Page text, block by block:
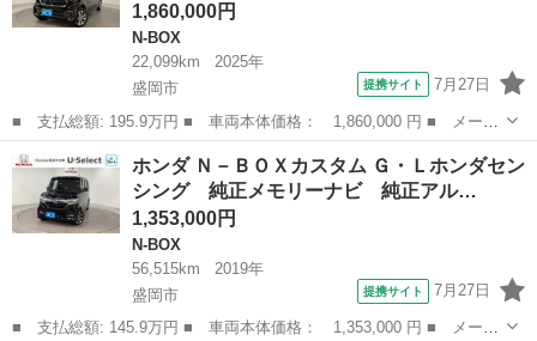
1,860,000円
N-BOX
22,099km
2025年
盛岡市
提携サイト 7月27日
■ 支払総額: 195.9万円 ■ 車両本体価格： 1,860,000 円 ■ メーカ
ー名： ホンダ ■ 車種名： Ｎ－ＢＯＸカスタム ■ グレード
名： ベースグレード いまコレ＋新品・フロアカーペットマット
付 純正メモリ...
岩手 盛岡市 N-BOX
ホンダ Ｎ－ＢＯＸカスタム Ｇ・Ｌホンダセン
シング 純正メモリーナビ 純正アル…
1,353,000円
N-BOX
56,515km
2019年
盛岡市
提携サイト 7月27日
■ 支払総額: 145.9万円 ■ 車両本体価格： 1,353,000 円 ■ メーカ